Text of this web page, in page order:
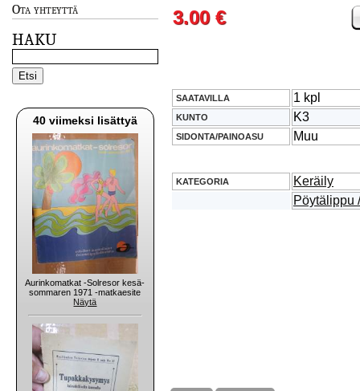
Ota yhteyttä
HAKU
40 viimeksi lisättyä
Aurinkomatkat -Solresor kesä-
sommaren 1971 -matkaesite
Näytä
3.00 €
SAATAVILLA 1 kpl
KUNTO K3
SIDONTA/PAINOASU Muu
KATEGORIA
Keräily
Pöytälippu